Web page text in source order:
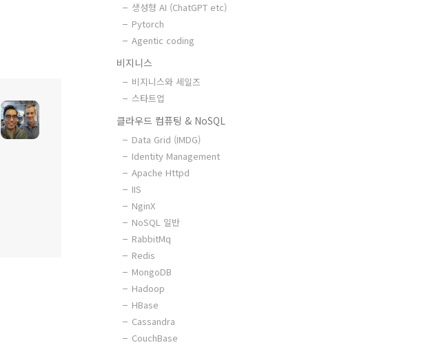
생성형 AI (ChatGPT etc)
Pytorch
Agentic coding
비지니스
비지니스와 세일즈
스타트업
클라우드 컴퓨팅 & NoSQL
Data Grid (IMDG)
Identity Management
Apache Httpd
IIS
NginX
NoSQL 일반
RabbitMq
Redis
MongoDB
Hadoop
HBase
Cassandra
CouchBase